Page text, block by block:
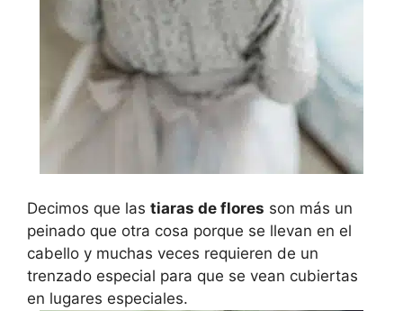
Decimos que las tiaras de flores son más un
peinado que otra cosa porque se llevan en el
cabello y muchas veces requieren de un
trenzado especial para que se vean cubiertas
en lugares especiales.